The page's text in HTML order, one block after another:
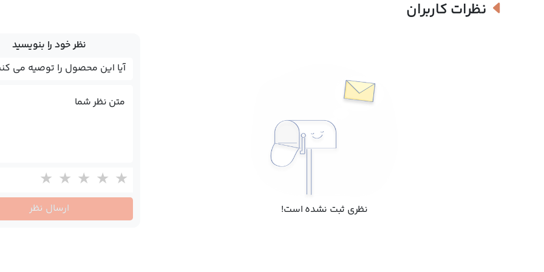
می کنیم و آن ها را در زمانی بسیار کوتاه بعد از ثبت برایتان ارسال می نماییم.
نظرات کاربران
نظری ثبت نشده است!
نظر خود را بنویسید
متن نظر شما
ارسال نظر